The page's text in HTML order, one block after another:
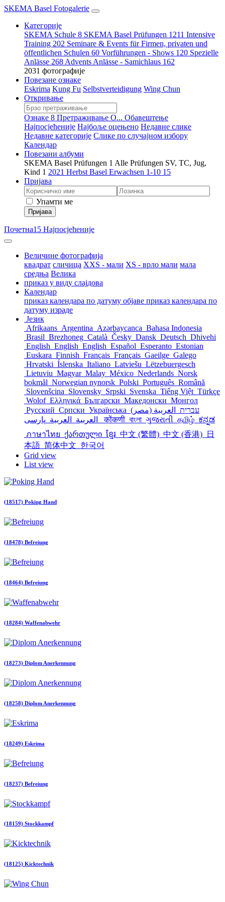
SKEMA Basel Fotogalerie
Категорије
SKEMA Schule 8 SKEMA Basel Prüfungen 1211 Intensive
Training 202 Seminare & Events für Firmen, privaten und
öffentlichen Schulen 60 Vorführungen - Shows 120 Spezielle
Anlässe 268 Advents Anlässe - Samichlaus 162
2031 фотографије
Повезане ознаке
Eskrima Kung Fu Selbstverteidigung Wing Chun
Откривање
Ознаке 8 Претраживање O... Обавештење
Најпосјећеније Најбоље оцењено Недавне слике
Недавне категорије Слике по случајном избору
Календар
Повезани албуми
SKEMA Basel Prüfungen 1 Alle Prüfungen SV, TC, Jug,
Kind 1 2021 Herbst Basel Erwachsen 1-10 15
Пријава
Упамти ме
Пријава
Почетна15 Најпосјећеније
Величине фотографија
квадрат сличица XXS - мали XS - врло мали мала
средња Велика
приказ у виду слајдова
Календар
приказ календара по датуму објаве приказ календара по
датуму израде
Језик
Afrikaans Argentina Azərbaycanca Bahasa Indonesia
Brasil Brezhoneg Català Česky Dansk Deutsch Dhivehi
English English English Español Esperanto Estonian
Euskara Finnish Français Français Gaeilge Galego
Hrvatski Íslenska Italiano Latviešu Lëtzebuergesch
Lietuviu Magyar Malay México Nederlands Norsk
bokmål Norwegian nynorsk Polski Português Română
Slovenšcina Slovensky Srpski Svenska Tiếng Việt Türkçe
Wolof Ελληνικά Български Македонски Монгол
Русский Српски Українська עברית
العربية (مصر)
العربية
العربية कोंकणी বাংলা ગુજરાતી தமிழ் ಕನ್ನಡ
ภาษาไทย ქართული ខ្មែរ 中文 (繁體) 中文 (香港)
日
本語 简体中文 한국어
Grid view
List view
(18517) Poking Hand
(18478) Befreiung
(18464) Befreiung
(18284) Waffenabwehr
(18273) Diplom Anerkennung
(18258) Diplom Anerkennung
(18249) Eskrima
(18237) Befreiung
(18159) Stockkampf
(18125) Kicktechnik